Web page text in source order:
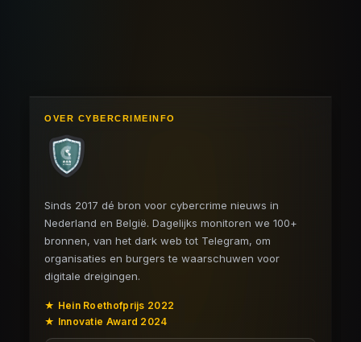
OVER CYBERCRIMEINFO
Sinds 2017 dé bron voor cybercrime nieuws in
Nederland en België. Dagelijks monitoren we 100+
bronnen, van het dark web tot Telegram, om
organisaties en burgers te waarschuwen voor
digitale dreigingen.
★ Hein Roethofprijs 2022
★ Innovatie Award 2024